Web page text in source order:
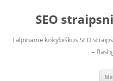
contentSEO
Talpiname kokybiškus SEO
–